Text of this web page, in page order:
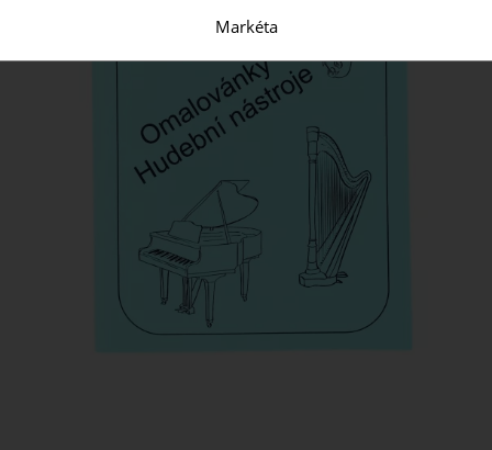
Markéta